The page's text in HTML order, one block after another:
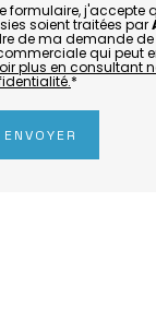
formulaire, j'accepte
soient traitées par
de ma demande
qui peut
plus en consultant
*